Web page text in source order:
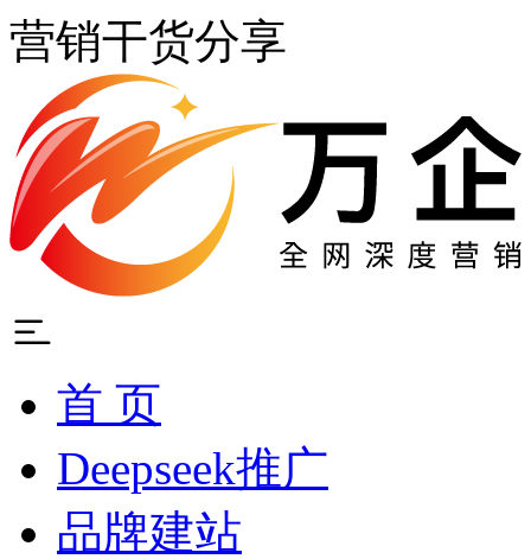
营销干货分享
首 页
Deepseek推广
品牌建站